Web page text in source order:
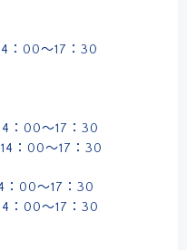
：00～17：30
：00～17：30
：00～17：30
：00～17：30
：00～17：30